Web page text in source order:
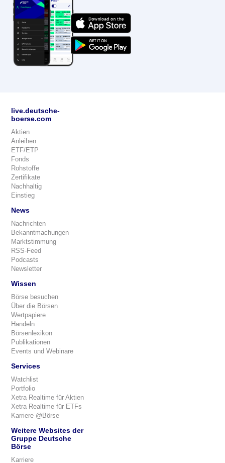
live.deutsche-
boerse.com
Aktien
Anleihen
ETF/ETP
Fonds
Rohstoffe
Zertifikate
Nachhaltig
Einstieg
News
Nachrichten
Bekanntmachungen
Marktstimmung
RSS-Feed
Podcasts
Newsletter
Wissen
Börse besuchen
Über die Börsen
Wertpapiere
Handeln
Börsenlexikon
Publikationen
Events und Webinare
Services
Watchlist
Portfolio
Xetra Realtime für Aktien
Xetra Realtime für ETFs
Karriere @Börse
Weitere Websites der
Gruppe Deutsche
Börse
Karriere